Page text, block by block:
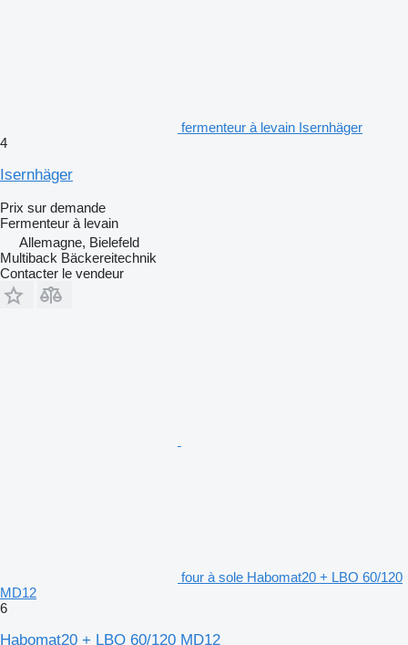
fermenteur à levain Isernhäger
4
Isernhäger
Prix sur demande
Fermenteur à levain
Allemagne, Bielefeld
Multiback Bäckereitechnik
Contacter le vendeur
four à sole Habomat20 + LBO 60/120
MD12
6
Habomat20 + LBO 60/120 MD12